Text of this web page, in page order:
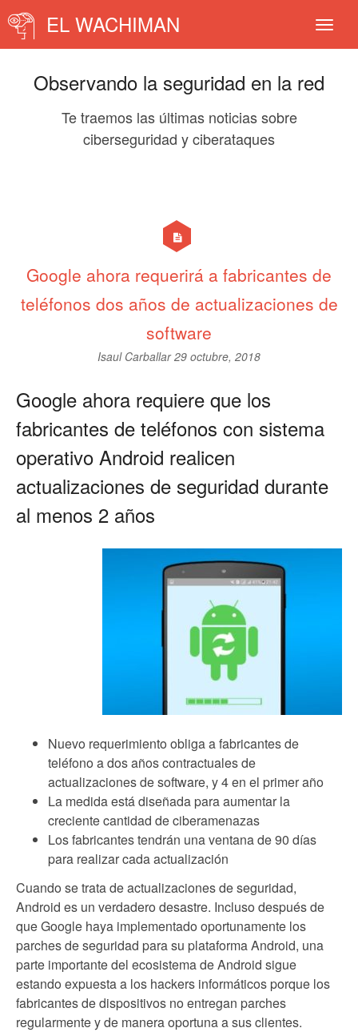
EL WACHIMAN
Observando la seguridad en la red
Te traemos las últimas noticias sobre
ciberseguridad y ciberataques
Google ahora requerirá a fabricantes de
teléfonos dos años de actualizaciones de
software
Isaul Carballar29 octubre, 2018
Google ahora requiere que los
fabricantes de teléfonos con sistema
operativo Android realicen
actualizaciones de seguridad durante
al menos 2 años
Nuevo requerimiento obliga a fabricantes de
teléfono a dos años contractuales de
actualizaciones de software, y 4 en el primer año
La medida está diseñada para aumentar la
creciente cantidad de ciberamenazas
Los fabricantes tendrán una ventana de 90 días
para realizar cada actualización
Cuando se trata de actualizaciones de seguridad,
Android es un verdadero desastre. Incluso después de
que Google haya implementado oportunamente los
parches de seguridad para su plataforma Android, una
parte importante del ecosistema de Android sigue
estando expuesta a los hackers informáticos porque los
fabricantes de dispositivos no entregan parches
regularmente y de manera oportuna a sus clientes.